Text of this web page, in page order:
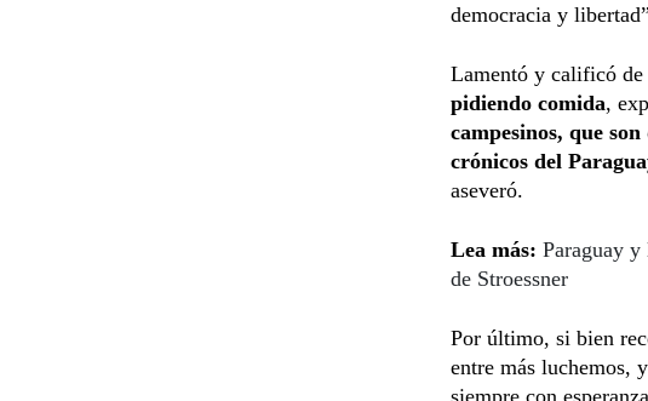
democracia y
Lamentó y calificó
pidiendo comida,
campesinos, que
crónicos del
aseveró.
Lea más: Paraguay
de Stroessner
Por último, si bien
entre más luchemos,
siempre con